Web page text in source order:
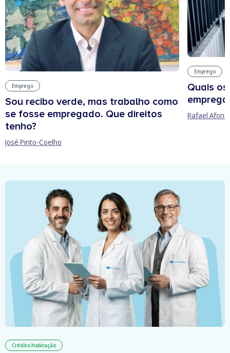
Emprego
Sou recibo verde, mas trabalho como
se fosse empregado. Que direitos
tenho?
José Pinto-Coelho
Emprego
Quais
Rafael
Crédito Habitação